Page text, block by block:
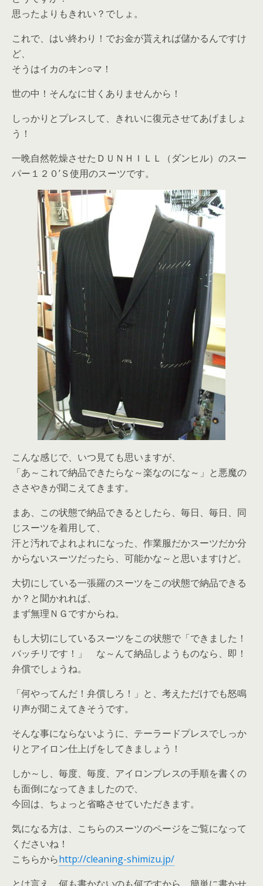
思ったよりもきれい？でしょ。
これで、はい終わり！でお金が貰えれば儲かるんですけ
ど、
そうはイカのキン○マ！
世の中！そんなに甘くありませんから！
しっかりとプレスして、きれいに復元させてあげましょ
う！
一晩自然乾燥させたＤＵＮＨＩＬＬ（ダンヒル）のスー
パー１２０’Ｓ使用のスーツです。
こんな感じで、いつ見ても思いますが、
「あ～これで納品できたらな～楽なのにな～」と悪魔の
ささやきが聞こえてきます。
まあ、この状態で納品できるとしたら、毎日、毎日、同
じスーツを着用して、
汗と汚れでよれよれになった、作業服だかスーツだか分
からないスーツだったら、可能かな～と思いますけど。
大切にしている一張羅のスーツをこの状態で納品できる
か？と聞かれれば、
まず無理ＮＧですからね。
もし大切にしているスーツをこの状態で「できました！
バッチリです！」 な～んて納品しようものなら、即！
弁償でしょうね。
「何やってんだ！弁償しろ！」と、考えただけでも怒鳴
り声が聞こえてきそうです。
そんな事にならないように、テーラードプレスでしっか
りとアイロン仕上げをしてきましょう！
しか～し、毎度、毎度、アイロンプレスの手順を書くの
も面倒になってきましたので、
今回は、ちょっと省略させていただきます。
気になる方は、こちらのスーツのページをご覧になって
くださいね！
こちらからhttp://cleaning-shimizu.jp/